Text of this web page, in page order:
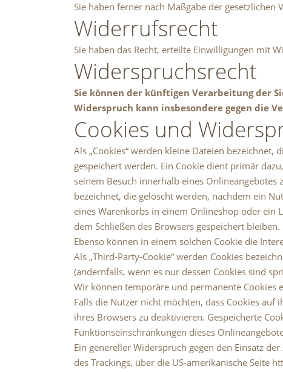
Sie haben ferner nach Maßgabe der gesetzlichen
Widerrufsrecht
Sie haben das Recht, erteilte Einwilligungen mit
Widerspruchsrecht
Sie können der künftigen Verarbeitung der
Widerspruch kann insbesondere gegen die
Cookies und
Als „Cookies“ werden kleine Dateien
gespeichert werden. Ein Cookie dient primär
seinem Besuch innerhalb eines Onlineangebotes
bezeichnet, die gelöscht werden, nachdem ein
eines Warenkorbs in einem Onlineshop oder ein
dem Schließen des Browsers gespeichert
Ebenso können in einem solchen Cookie die
Als „Third-Party-Cookie“ werden Cookies
(andernfalls, wenn es nur dessen Cookies sind
Wir können temporäre und permanente Cookies
Falls die Nutzer nicht möchten, dass Cookies
ihres Browsers zu deaktivieren. Gespeicherte
Funktionseinschränkungen dieses
Ein genereller Widerspruch gegen den Einsatz
des Trackings, über die US-amerikanische Seite